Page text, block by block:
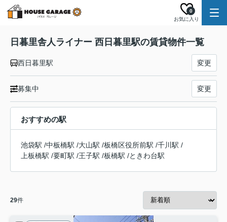
お気に入り
0
日暮里舎人ライナー 西日暮里駅の賃貸物件一覧
西日暮里駅 変更
募集中 変更
おすすめの駅
池袋駅 /中板橋駅 /大山駅 /板橋区役所前駅 /千川駅 /
上板橋駅 /要町駅 /王子駅 /板橋駅 /ときわ台駅
29件